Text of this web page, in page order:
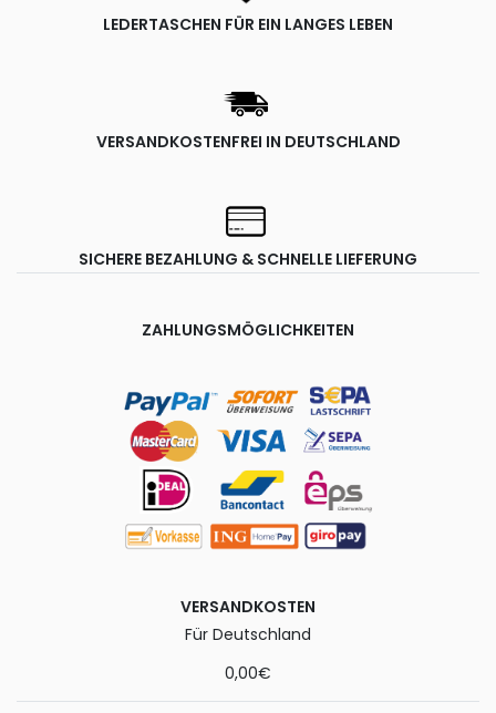
LEDERTASCHEN FÜR EIN LANGES LEBEN
VERSANDKOSTENFREI IN DEUTSCHLAND
SICHERE BEZAHLUNG & SCHNELLE LIEFERUNG
ZAHLUNGSMÖGLICHKEITEN
VERSANDKOSTEN
Für Deutschland
0,00€